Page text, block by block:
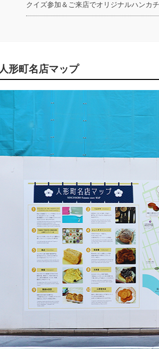
クイズ参加＆ご来店でオリジナルハンカ
人形町名店マップ